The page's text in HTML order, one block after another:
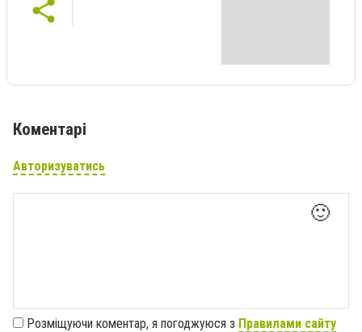
Коментарі
Авторизуватись
🙂
Розміщуючи коментар, я погоджуюся з Правилами сайту